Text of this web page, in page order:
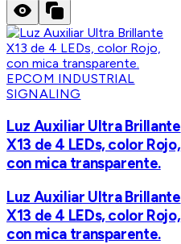
EPCOM INDUSTRIAL
SIGNALING
Luz Auxiliar Ultra Brillante
X13 de 4 LEDs, color Rojo,
con mica transparente.
Luz Auxiliar Ultra Brillante
X13 de 4 LEDs, color Rojo,
con mica transparente.